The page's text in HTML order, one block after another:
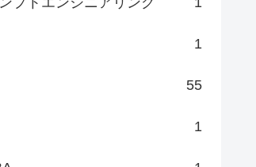
1
55
1